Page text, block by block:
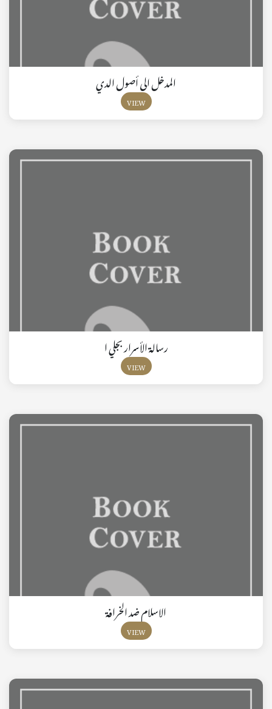
المدخل الى أصول الدي
VIEW
رسالة الأسرار بجلي ا
VIEW
الاسلام ضد الخرافة
VIEW